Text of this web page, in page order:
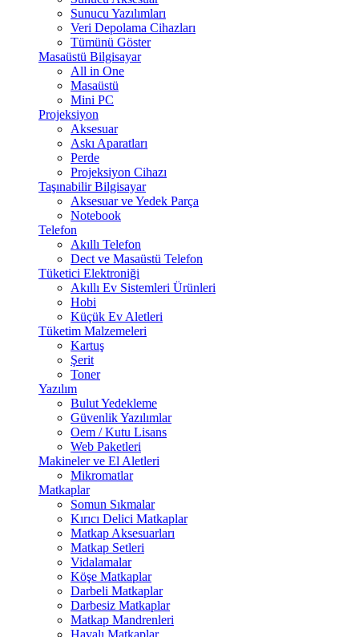
Sunucu Yazılımları
Veri Depolama Cihazları
Tümünü Göster
Masaüstü Bilgisayar
All in One
Masaüstü
Mini PC
Projeksiyon
Aksesuar
Askı Aparatları
Perde
Projeksiyon Cihazı
Taşınabilir Bilgisayar
Aksesuar ve Yedek Parça
Notebook
Telefon
Akıllı Telefon
Dect ve Masaüstü Telefon
Tüketici Elektroniği
Akıllı Ev Sistemleri Ürünleri
Hobi
Küçük Ev Aletleri
Tüketim Malzemeleri
Kartuş
Şerit
Toner
Yazılım
Bulut Yedekleme
Güvenlik Yazılımlar
Oem / Kutu Lisans
Web Paketleri
Makineler ve El Aletleri
Mikromatlar
Matkaplar
Somun Sıkmalar
Kırıcı Delici Matkaplar
Matkap Aksesuarları
Matkap Setleri
Vidalamalar
Köşe Matkaplar
Darbeli Matkaplar
Darbesiz Matkaplar
Matkap Mandrenleri
Havalı Matkaplar